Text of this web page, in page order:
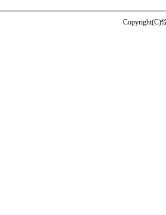
Copyright(C)